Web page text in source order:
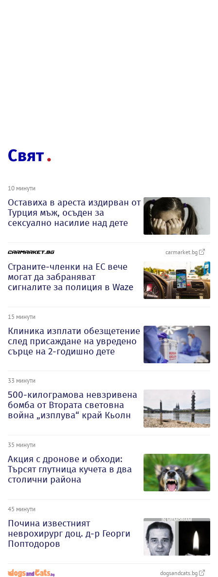
Свят
10 минути
Оставиха в ареста издирван от
Турция мъж, осъден за
сексуално насилие над дете
carmarket.bg
Страните-членки на ЕС вече
могат да забраняват
сигналите за полиция в Waze
15 минути
Клиника изплати обезщетение
след присаждане на увредено
сърце на 2-годишно дете
33 минути
500-килограмова невзривена
бомба от Втората световна
война „изплува“ край Кьолн
35 минути
Акция с дронове и обходи:
Търсят глутница кучета в два
столични района
45 минути
Почина известният
неврохирург доц. д-р Георги
Поптодоров
dogsandcats.bg